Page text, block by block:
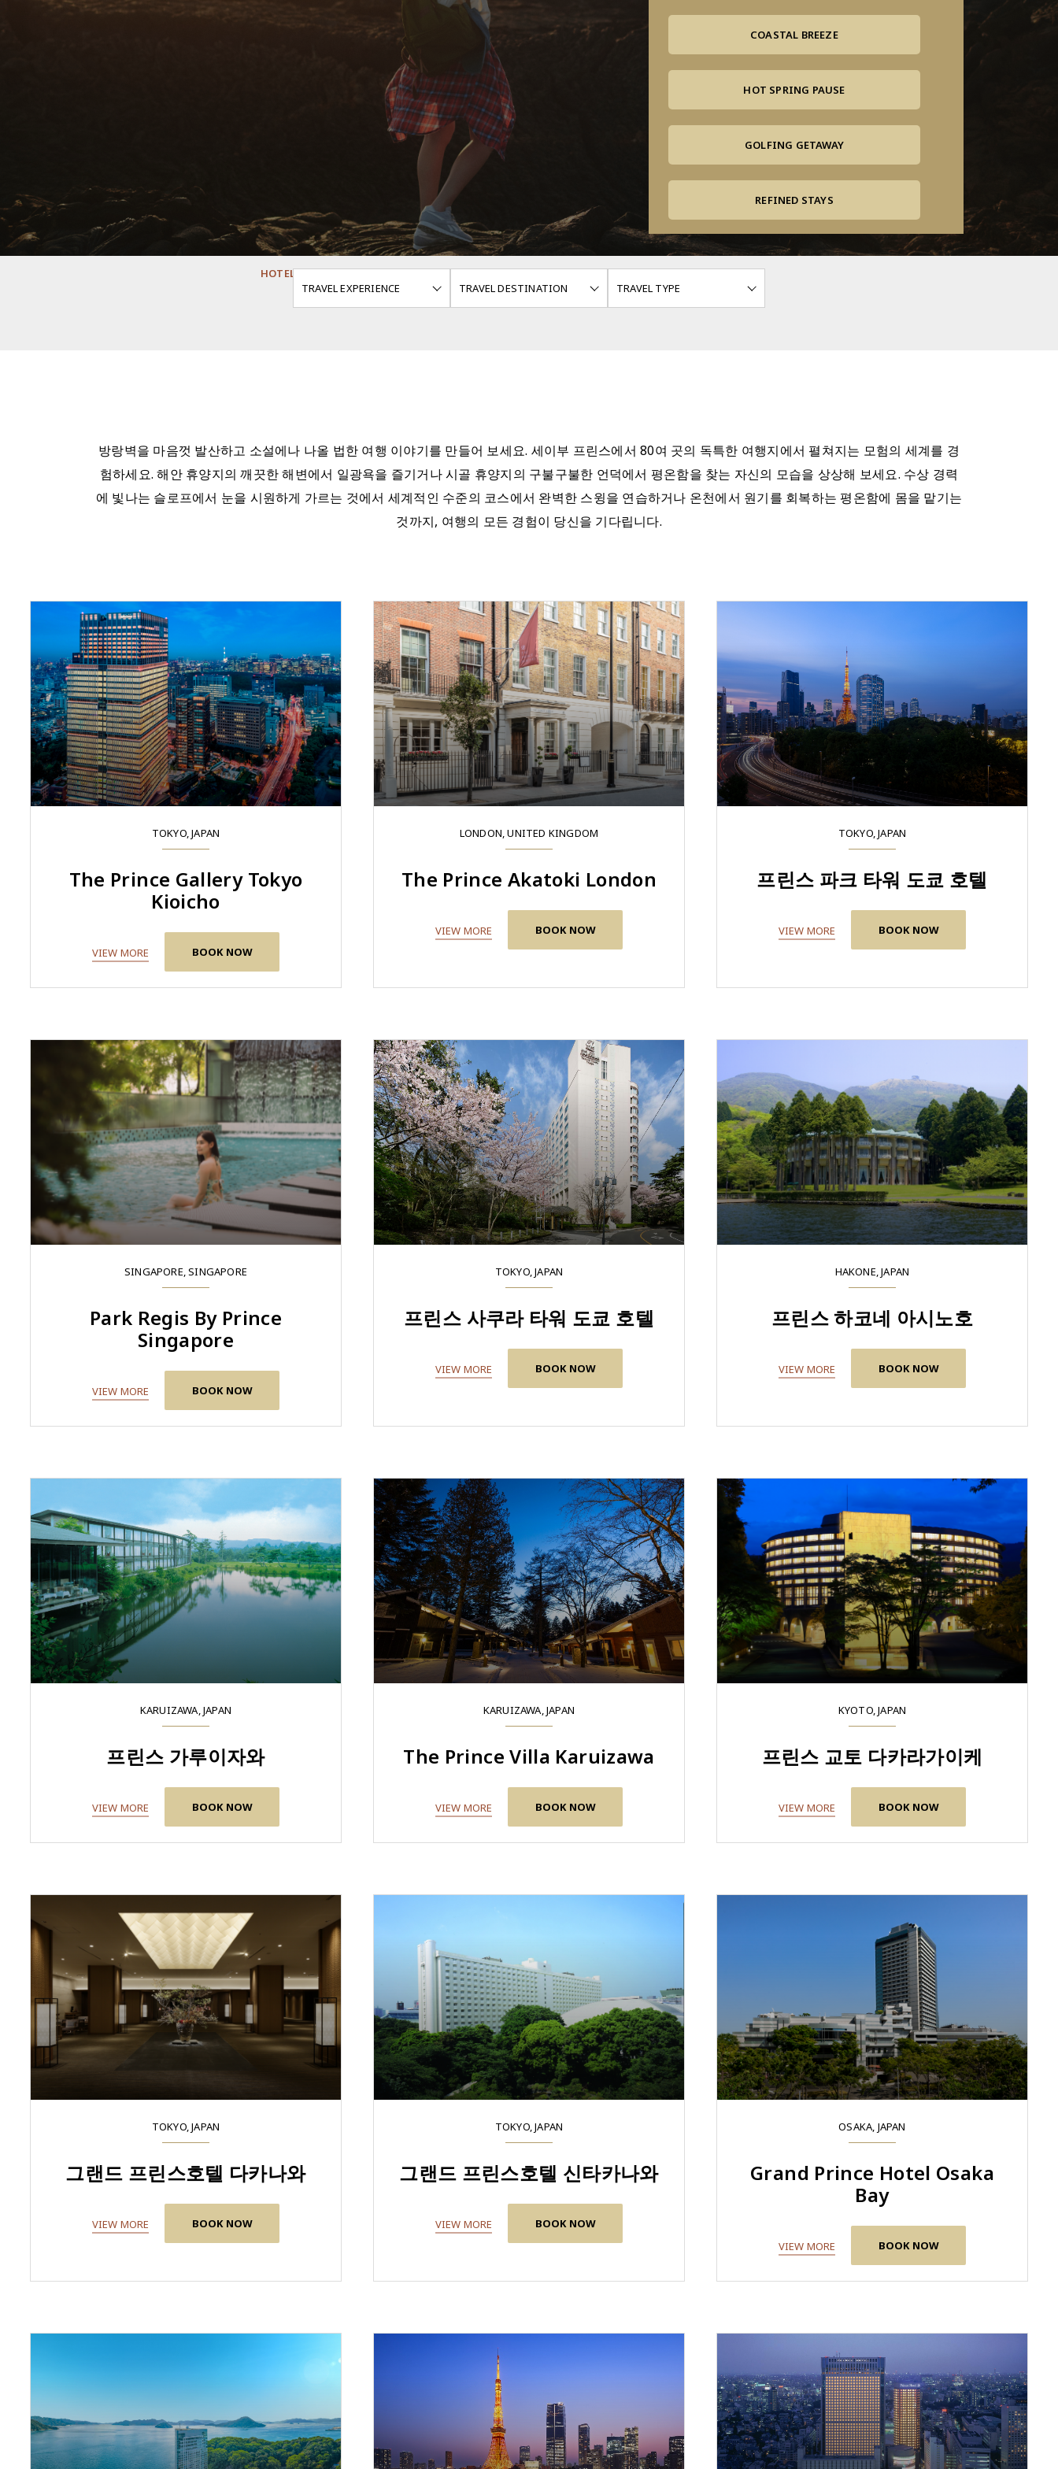
COASTAL BREEZE
HOT SPRING PAUSE
GOLFING GETAWAY
REFINED STAYS
HOTELS THREE FILTER HEADING
방랑벽을 마음껏 발산하고 소설에나 나올 법한 여행 이야기를 만들어 보세요. 세이부 프린스에서 80여 곳의 독특한 여행지에서 펼쳐지는 모험의 세계를 경
험하세요. 해안 휴양지의 깨끗한 해변에서 일광욕을 즐기거나 시골 휴양지의 구불구불한 언덕에서 평온함을 찾는 자신의 모습을 상상해 보세요. 수상 경력
에 빛나는 슬로프에서 눈을 시원하게 가르는 것에서 세계적인 수준의 코스에서 완벽한 스윙을 연습하거나 온천에서 원기를 회복하는 평온함에 몸을 맡기는
것까지, 여행의 모든 경험이 당신을 기다립니다.
TOKYO, JAPAN
The Prince Gallery Tokyo
Kioicho
VIEW MORE BOOK NOW
LONDON, UNITED KINGDOM
The Prince Akatoki London
VIEW MORE BOOK NOW
TOKYO, JAPAN
프린스 파크 타워 도쿄 호텔
VIEW MORE BOOK NOW
SINGAPORE, SINGAPORE
Park Regis By Prince
Singapore
VIEW MORE BOOK NOW
TOKYO, JAPAN
프린스 사쿠라 타워 도쿄 호텔
VIEW MORE BOOK NOW
HAKONE, JAPAN
프린스 하코네 아시노호
VIEW MORE BOOK NOW
KARUIZAWA, JAPAN
프린스 가루이자와
VIEW MORE BOOK NOW
KARUIZAWA, JAPAN
The Prince Villa Karuizawa
VIEW MORE BOOK NOW
KYOTO, JAPAN
프린스 교토 다카라가이케
VIEW MORE BOOK NOW
TOKYO, JAPAN
그랜드 프린스호텔 다카나와
VIEW MORE BOOK NOW
TOKYO, JAPAN
그랜드 프린스호텔 신타카나와
VIEW MORE BOOK NOW
OSAKA, JAPAN
Grand Prince Hotel Osaka
Bay
VIEW MORE BOOK NOW